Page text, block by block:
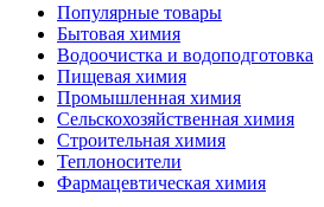
Популярные товары
Бытовая химия
Водоочистка и водоподготовка
Пищевая химия
Промышленная химия
Сельскохозяйственная химия
Строительная химия
Теплоносители
Фармацевтическая химия